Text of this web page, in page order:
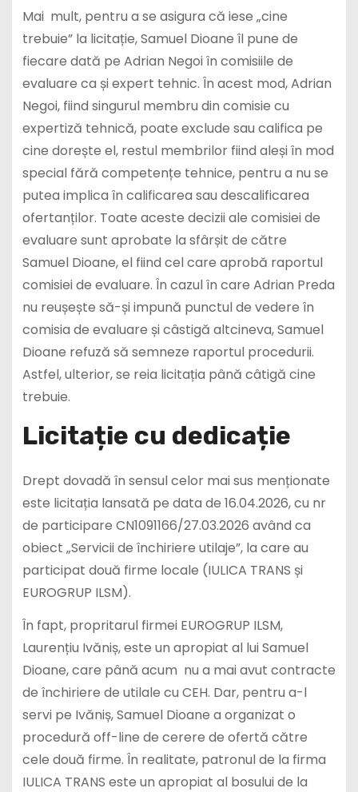
Mai mult, pentru a se asigura că iese „cine
trebuie” la licitație, Samuel Dioane îl pune de
fiecare dată pe Adrian Negoi în comisiile de
evaluare ca și expert tehnic. În acest mod, Adrian
Negoi, fiind singurul membru din comisie cu
expertiză tehnică, poate exclude sau califica pe
cine dorește el, restul membrilor fiind aleși în mod
special fără competențe tehnice, pentru a nu se
putea implica în calificarea sau descalificarea
ofertanților. Toate aceste decizii ale comisiei de
evaluare sunt aprobate la sfârșit de către
Samuel Dioane, el fiind cel care aprobă raportul
comisiei de evaluare. În cazul în care Adrian Preda
nu reușește să-și impună punctul de vedere în
comisia de evaluare și câstigă altcineva, Samuel
Dioane refuză să semneze raportul procedurii.
Astfel, ulterior, se reia licitația până câtigă cine
trebuie.
Licitație cu dedicație
Drept dovadă în sensul celor mai sus menționate
este licitația lansată pe data de 16.04.2026, cu nr
de participare CN1091166/27.03.2026 având ca
obiect „Servicii de închiriere utilaje”, la care au
participat două firme locale (IULICA TRANS și
EUROGRUP ILSM).
În fapt, propritarul firmei EUROGRUP ILSM,
Laurențiu Ivăniș, este un apropiat al lui Samuel
Dioane, care până acum nu a mai avut contracte
de închiriere de utilale cu CEH. Dar, pentru a-l
servi pe Ivăniș, Samuel Dioane a organizat o
procedură off-line de cerere de ofertă către
cele două firme. În realitate, patronul de la firma
IULICA TRANS este un apropiat al bosului de la